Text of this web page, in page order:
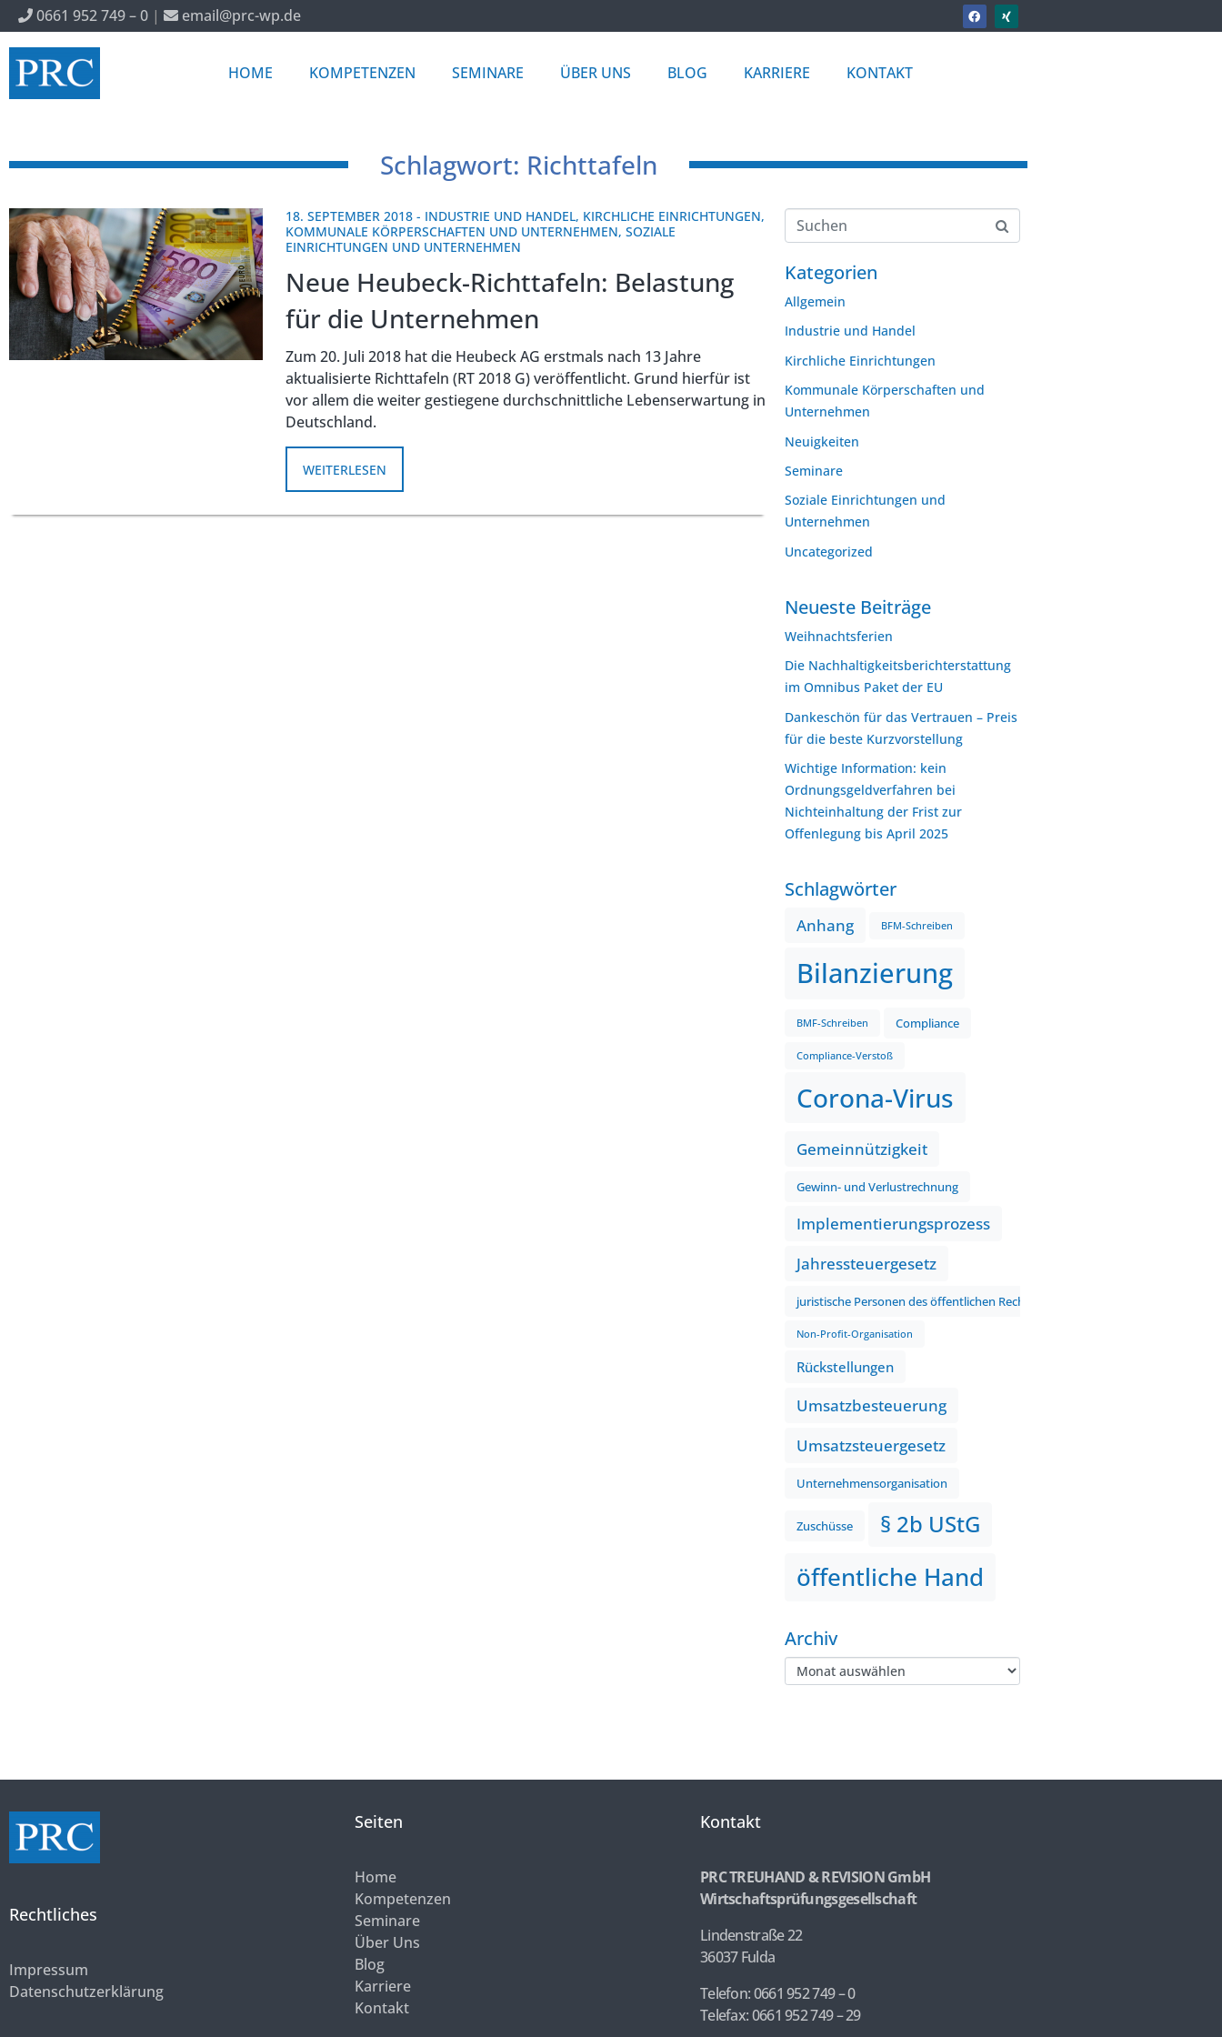
0661 952 749 – 0 | email@prc-wp.de
HOME KOMPETENZEN SEMINARE ÜBER UNS BLOG KARRIERE KONTAKT
Schlagwort: Richttafeln
18. SEPTEMBER 2018 - INDUSTRIE UND HANDEL, KIRCHLICHE EINRICHTUNGEN,
KOMMUNALE KÖRPERSCHAFTEN UND UNTERNEHMEN,SOZIALE
EINRICHTUNGEN UND UNTERNEHMEN
Neue Heubeck-Richttafeln: Belastung
für die Unternehmen
Zum 20. Juli 2018 hat die Heubeck AG erstmals nach 13 Jahre
aktualisierte Richttafeln (RT 2018 G) veröffentlicht. Grund hierfür ist
vor allem die weiter gestiegene durchschnittliche Lebenserwartung in
Deutschland.
WEITERLESEN
Kategorien
Allgemein
Industrie und Handel
Kirchliche Einrichtungen
Kommunale Körperschaften und
Unternehmen
Neuigkeiten
Seminare
Soziale Einrichtungen und
Unternehmen
Uncategorized
Neueste Beiträge
Weihnachtsferien
Die Nachhaltigkeitsberichterstattung
im Omnibus Paket der EU
Dankeschön für das Vertrauen – Preis
für die beste Kurzvorstellung
Wichtige Information: kein
Ordnungsgeldverfahren bei
Nichteinhaltung der Frist zur
Offenlegung bis April 2025
Schlagwörter
Anhang BFM-Schreiben
Bilanzierung
BMF-Schreiben Compliance
Compliance-Verstoß
Corona-Virus
Gemeinnützigkeit
Gewinn- und Verlustrechnung
Implementierungsprozess
Jahressteuergesetz
juristische Personen des öffentlichen Rechts
Non-Profit-Organisation
Rückstellungen
Umsatzbesteuerung
Umsatzsteuergesetz
Unternehmensorganisation
Zuschüsse § 2b UStG
öffentliche Hand
Archiv
Rechtliches
Impressum
Datenschutzerklärung
Seiten
Home
Kompetenzen
Seminare
Über Uns
Blog
Karriere
Kontakt
Kontakt
PRC TREUHAND & REVISION GmbH
Wirtschaftsprüfungsgesellschaft
Lindenstraße 22
36037 Fulda
Telefon: 0661 952 749 – 0
Telefax: 0661 952 749 – 29